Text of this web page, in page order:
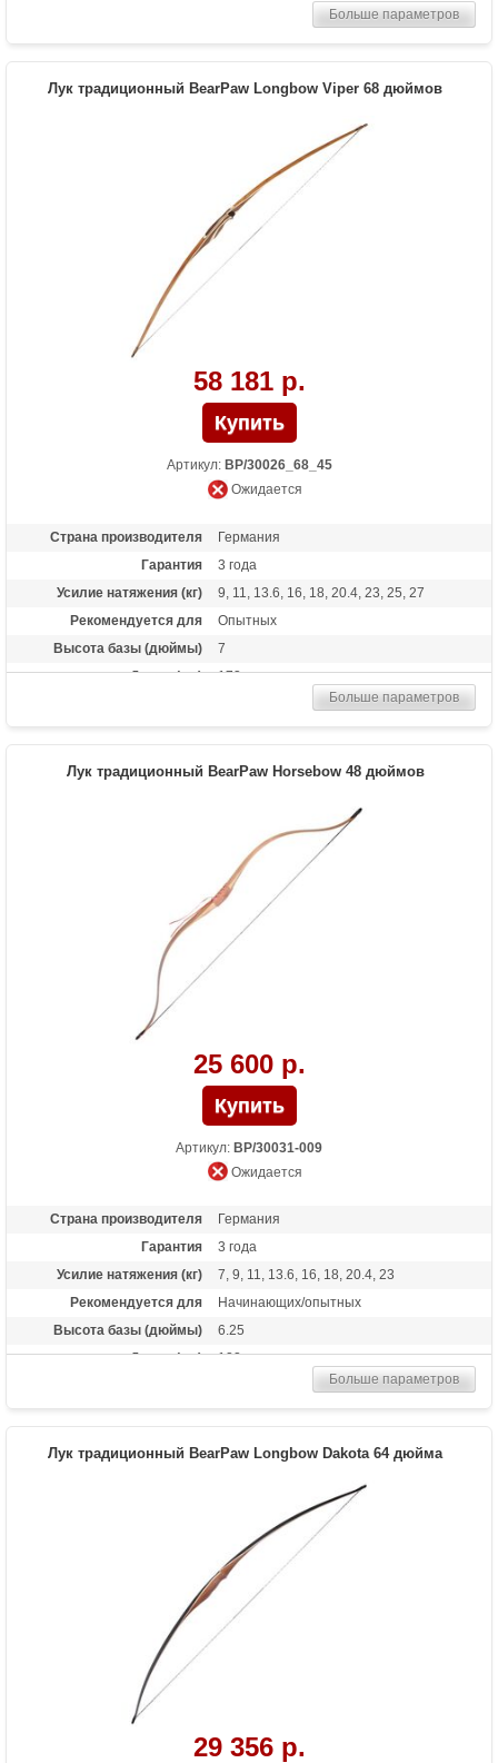
метка на тетиву, тетива Traditional Flight
Материалы изделия
дерево Manau, кожа
так и для левшей. Один из самых
длинных серийно производимых луков
Больше параметров
Лук традиционный BearPaw Longbow Viper 68 дюймов
58 181 р.
Артикул: BP/30026_68_45
Ожидается
Страна производителя
Германия
Гарантия
3 года
Усилие натяжения (кг)
9, 11, 13.6, 16, 18, 20.4, 23, 25, 27
Рекомендуется для
Опытных
Высота базы (дюймы)
7
Длина (см)
173
Полочка, чехол, тетива Whisper String
Материалы изделия
клен, орех, оливковое дерево
Больше параметров
Лук традиционный BearPaw Horsebow 48 дюймов
25 600 р.
Артикул: BP/30031-009
Ожидается
Страна производителя
Германия
Гарантия
3 года
Усилие натяжения (кг)
7, 9, 11, 13.6, 16, 18, 20.4, 23
Рекомендуется для
Начинающих/опытных
Высота базы (дюймы)
6.25
Длина (см)
122
клен, вяз, микарта
Назначение
Развлечение
так и для левшей
Больше параметров
Лук традиционный BearPaw Longbow Dakota 64 дюйма
29 356 р.